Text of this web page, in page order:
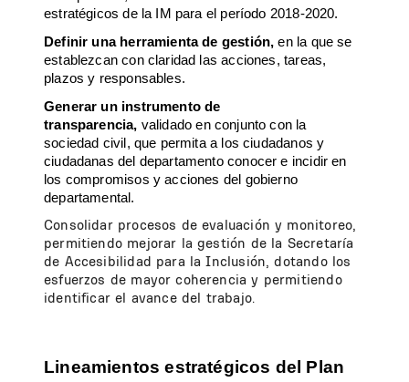
estratégicos de la IM para el período 2018-2020.
Definir una herramienta de gestión,en la que se
establezcan con claridad las acciones, tareas,
plazos y responsables.
Generar un instrumento de
transparencia, validado en conjunto con la
sociedad civil, que permita a los ciudadanos y
ciudadanas del departamento conocer e incidir en
los compromisos y acciones del gobierno
departamental.
Consolidar procesos de evaluación y monitoreo,
permitiendo mejorar la gestión de la Secretaría
de Accesibilidad para la Inclusión, dotando los
esfuerzos de mayor coherencia y permitiendo
identificar el avance del trabajo.
Lineamientos estratégicos del Plan